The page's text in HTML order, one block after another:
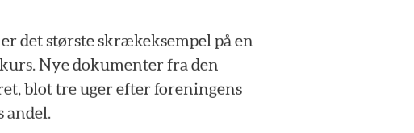
er det største skrækeksempel på en
Nyedokumenterfraden
blottreugerefterforeningens
andel.